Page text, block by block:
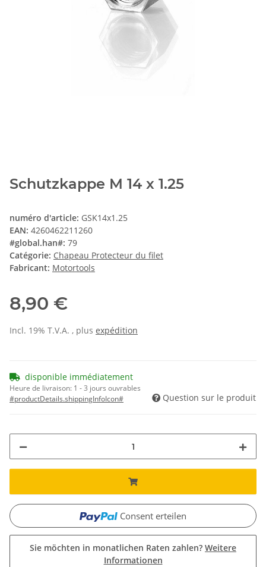
Schutzkappe M 14 x 1.25
numéro d'article: GSK14x1.25
EAN: 4260462211260
#global.han#: 79
Catégorie: Chapeau Protecteur du filet
Fabricant: Motortools
8,90 €
Incl. 19% T.V.A. , plus expédition
disponible immédiatement
Heure de livraison: 1 - 3 jours ouvrables
#productDetails.shippingInfoIcon#
Question sur le produit
Consent erteilen
Sie möchten in monatlichen Raten zahlen? Weitere
Informationen